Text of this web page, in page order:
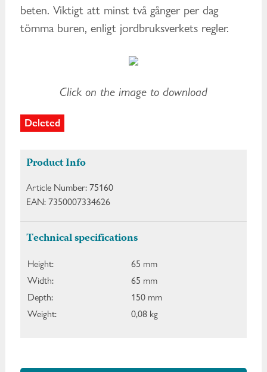
beten. Viktigt att minst två gånger per dag
tömma buren, enligt jordbruksverkets regler.
Click on the image to download
Deleted
Product Info
Article Number:75160
EAN:7350007334626
Technical specifications
Height:
65 mm
Width:
65 mm
Depth:
150 mm
Weight:
0,08 kg